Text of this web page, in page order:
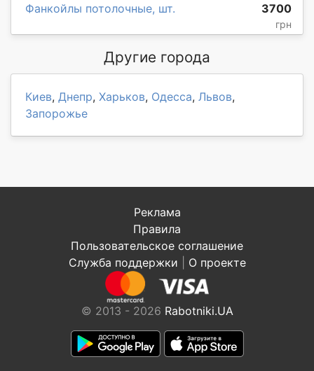
Фанкойлы потолочные, шт. 3700
грн
Другие города
Киев, Днепр, Харьков, Одесса, Львов,
Запорожье
Реклама
Правила
Пользовательское соглашение
Служба поддержки
О проекте
© 2013 - 2026 Rabotniki.UA